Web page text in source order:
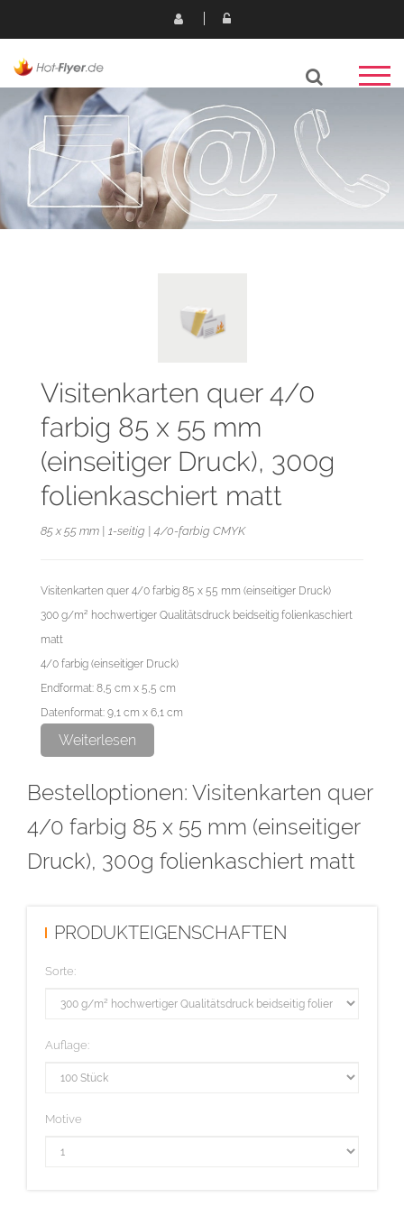
Visitenkarten quer 4/0
farbig 85 x 55 mm
(einseitiger Druck), 300g
folienkaschiert matt
85 x 55 mm | 1-seitig | 4/0-farbig CMYK
Visitenkarten quer 4/0 farbig 85 x 55 mm (einseitiger Druck)
300 g/m² hochwertiger Qualitätsdruck beidseitig folienkaschiert
matt
4/0 farbig (einseitiger Druck)
Endformat: 8,5 cm x 5,5 cm
Datenformat: 9,1 cm x 6,1 cm
Weiterlesen
Bestelloptionen: Visitenkarten quer
4/0 farbig 85 x 55 mm (einseitiger
Druck), 300g folienkaschiert matt
PRODUKTEIGENSCHAFTEN
Sorte:
Auflage:
Motive